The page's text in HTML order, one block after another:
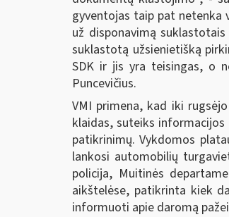
gyventojas taip pat
už disponavimą
suklastotą užsienietišką
SDK ir jis yra teisingas, o
Puncevičius.
VMI primena, kad iki
klaidas, suteiks
patikrinimų. Vykdomos
lankosi automobilių
policija, Muitinės
aikštelėse, patikrinta kiek
informuoti apie daromą